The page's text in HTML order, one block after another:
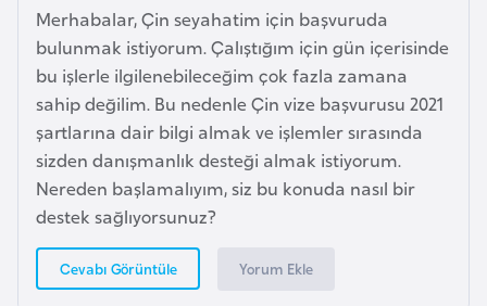
Merhabalar, Çin seyahatim için başvuruda
bulunmak istiyorum. Çalıştığım için gün içerisinde
bu işlerle ilgilenebileceğim çok fazla zamana
sahip değilim. Bu nedenle Çin vize başvurusu 2021
şartlarına dair bilgi almak ve işlemler sırasında
sizden danışmanlık desteği almak istiyorum.
Nereden başlamalıyım, siz bu konuda nasıl bir
destek sağlıyorsunuz?
Cevabı Görüntüle Yorum Ekle
y
a
K
o
n
g
o
K